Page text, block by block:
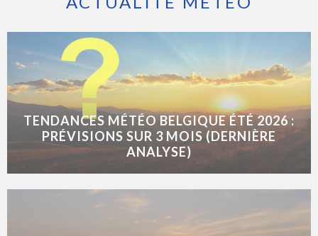
TENDANCES MÉTÉO BELGIQUE ÉTÉ 2026 :
PRÉVISIONS SUR 3 MOIS (DERNIÈRE
ANALYSE)